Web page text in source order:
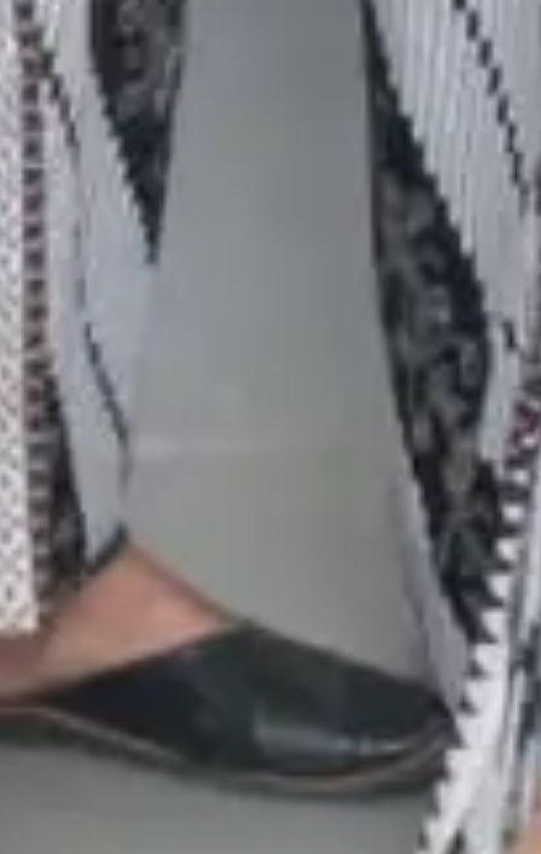
Yudi & Avril
Kami berharap Anda
menjadi bagian dari hari istimewa kami.
Hours
00
Minutes
00
Seconds